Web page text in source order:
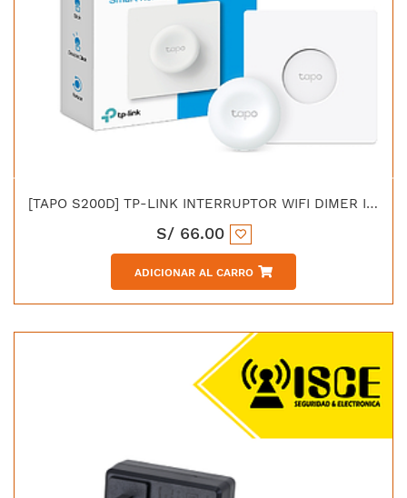
[TAPO S200D] TP-LINK INTERRUPTOR WIFI DIMER INTELIGENTE
S/ 66.00
ADICIONAR AL CARRO